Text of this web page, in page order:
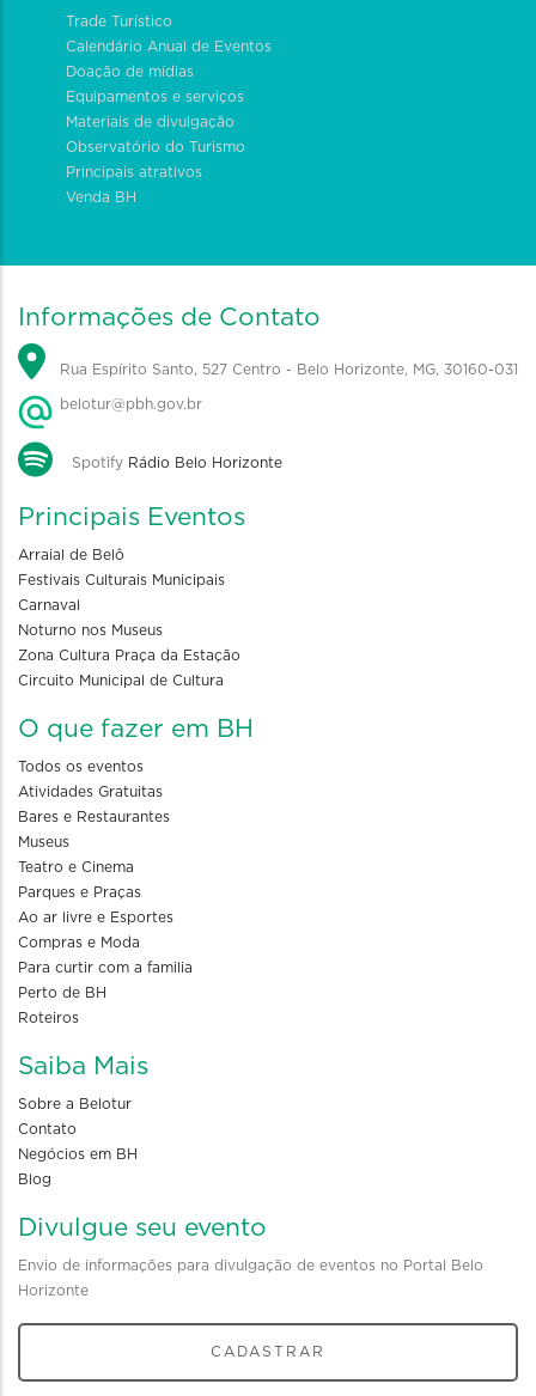
Trade Turístico
Calendário Anual de Eventos
Doação de mídias
Equipamentos e serviços
Materiais de divulgação
Observatório do Turismo
Principais atrativos
Venda BH
Informações de Contato
Rua Espírito Santo, 527 Centro - Belo Horizonte, MG, 30160-031
belotur@pbh.gov.br
Spotify Rádio Belo Horizonte
Principais Eventos
Arraial de Belô
Festivais Culturais Municipais
Carnaval
Noturno nos Museus
Zona Cultura Praça da Estação
Circuito Municipal de Cultura
O que fazer em BH
Todos os eventos
Atividades Gratuitas
Bares e Restaurantes
Museus
Teatro e Cinema
Parques e Praças
Ao ar livre e Esportes
Compras e Moda
Para curtir com a familia
Perto de BH
Roteiros
Saiba Mais
Sobre a Belotur
Contato
Negócios em BH
Blog
Divulgue seu evento
Envio de informações para divulgação de eventos no Portal Belo
Horizonte
CADASTRAR